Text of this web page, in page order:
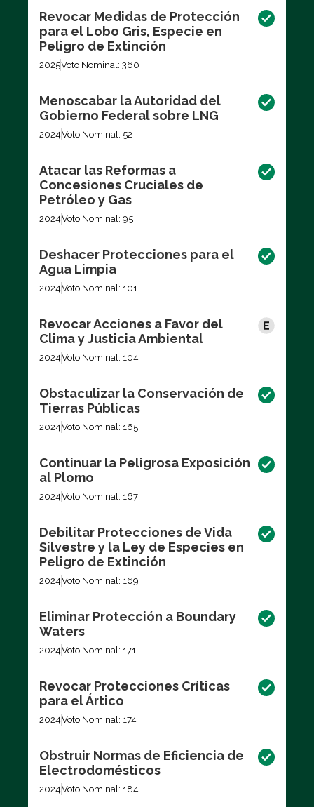
Revocar Medidas de Protección
para el Lobo Gris, Especie en
Peligro de Extinción
2025Voto Nominal: 360
Menoscabar la Autoridad del
Gobierno Federal sobre LNG
2024Voto Nominal: 52
Atacar las Reformas a
Concesiones Cruciales de
Petróleo y Gas
2024Voto Nominal: 95
Deshacer Protecciones para el
Agua Limpia
2024Voto Nominal: 101
Revocar Acciones a Favor del
Clima y Justicia Ambiental
2024Voto Nominal: 104
Obstaculizar la Conservación de
Tierras Públicas
2024Voto Nominal: 165
Continuar la Peligrosa Exposición
al Plomo
2024Voto Nominal: 167
Debilitar Protecciones de Vida
Silvestre y la Ley de Especies en
Peligro de Extinción
2024Voto Nominal: 169
Eliminar Protección a Boundary
Waters
2024Voto Nominal: 171
Revocar Protecciones Críticas
para el Ártico
2024Voto Nominal: 174
Obstruir Normas de Eficiencia de
Electrodomésticos
2024Voto Nominal: 184